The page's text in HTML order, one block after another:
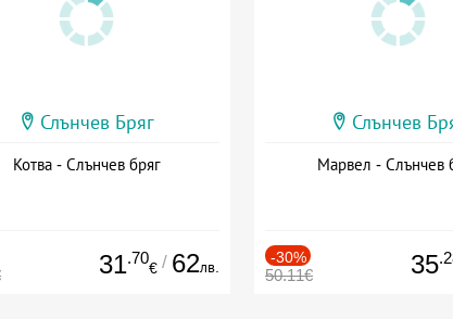
Слънчев Бряг
Котва - Слънчев бряг
31.70
€ / 62лв.
Слънчев
Марвел - Слънчев
-30%
50.11€ 35